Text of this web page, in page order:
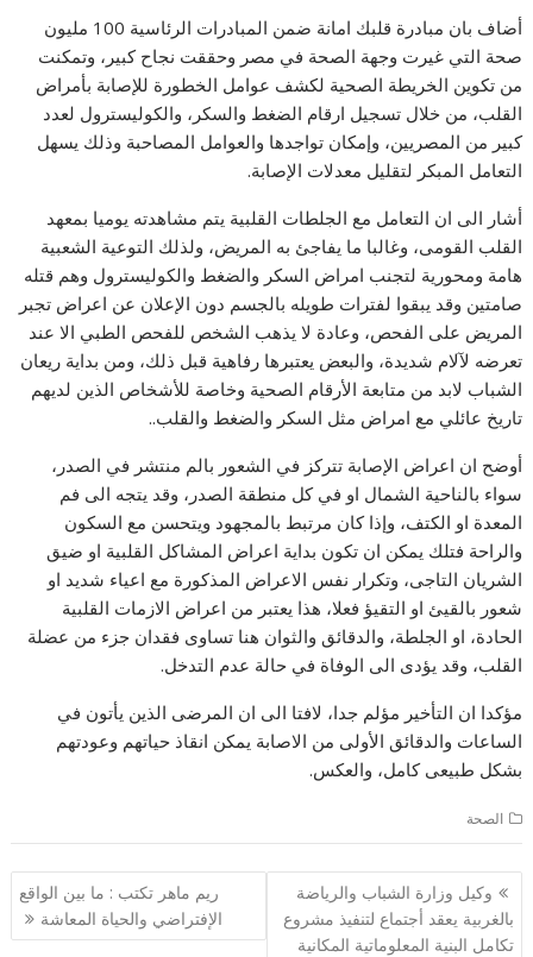
أضاف بان مبادرة قلبك امانة ضمن المبادرات الرئاسية 100 مليون
صحة التي غيرت وجهة الصحة في مصر وحققت نجاح كبير، وتمكنت
من تكوين الخريطة الصحية لكشف عوامل الخطورة للإصابة بأمراض
القلب، من خلال تسجيل ارقام الضغط والسكر، والكوليسترول لعدد
كبير من المصريين، وإمكان تواجدها والعوامل المصاحبة وذلك يسهل
التعامل المبكر لتقليل معدلات الإصابة.
أشار الى ان التعامل مع الجلطات القلبية يتم مشاهدته يوميا بمعهد
القلب القومى، وغالبا ما يفاجئ به المريض، ولذلك التوعية الشعبية
هامة ومحورية لتجنب امراض السكر والضغط والكوليسترول وهم قتله
صامتين وقد يبقوا لفترات طويله بالجسم دون الإعلان عن اعراض تجبر
المريض على الفحص، وعادة لا يذهب الشخص للفحص الطبي الا عند
تعرضه لآلام شديدة، والبعض يعتبرها رفاهية قبل ذلك، ومن بداية ريعان
الشباب لابد من متابعة الأرقام الصحية وخاصة للأشخاص الذين لديهم
تاريخ عائلي مع امراض مثل السكر والضغط والقلب..
أوضح ان اعراض الإصابة تتركز في الشعور بالم منتشر في الصدر،
سواء بالناحية الشمال او في كل منطقة الصدر، وقد يتجه الى فم
المعدة او الكتف، وإذا كان مرتبط بالمجهود ويتحسن مع السكون
والراحة فتلك يمكن ان تكون بداية اعراض المشاكل القلبية او ضيق
الشريان التاجى، وتكرار نفس الاعراض المذكورة مع اعياء شديد او
شعور بالقيئ او التقيؤ فعلا، هذا يعتبر من اعراض الازمات القلبية
الحادة، او الجلطة، والدقائق والثوان هنا تساوى فقدان جزء من عضلة
القلب، وقد يؤدى الى الوفاة في حالة عدم التدخل.
مؤكدا ان التأخير مؤلم جدا، لافتا الى ان المرضى الذين يأتون في
الساعات والدقائق الأولى من الاصابة يمكن انقاذ حياتهم وعودتهم
بشكل طبيعى كامل، والعكس.
الصحة
تصفّح
المقالات
وكيل وزارة الشباب والرياضة
بالغربية يعقد أجتماع لتنفيذ مشروع
تكامل البنية المعلوماتية المكانية
ريم ماهر تكتب : ما بين الواقع
الإفتراضي والحياة المعاشة